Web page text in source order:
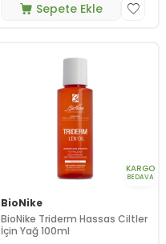
Sepete Ekle
KARGO
BEDAVA
BioNike
BioNike Triderm Hassas Ciltler
İçin Yağ 100ml